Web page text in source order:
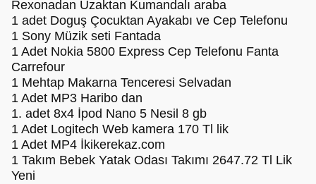
Rexonadan Uzaktan Kumandalı araba
1 adet Doguş Çocuktan Ayakabı ve Cep Telefonu
1 Sony Müzik seti Fantada
1 Adet Nokia 5800 Express Cep Telefonu Fanta
Carrefour
1 Mehtap Makarna Tenceresi Selvadan
1 Adet MP3 Haribo dan
1. adet 8x4 İpod Nano 5 Nesil 8 gb
1 Adet Logitech Web kamera 170 Tl lik
1 Adet MP4 İkikerekaz.com
1 Takım Bebek Yatak Odası Takımı 2647.72 Tl Lik
Yeni